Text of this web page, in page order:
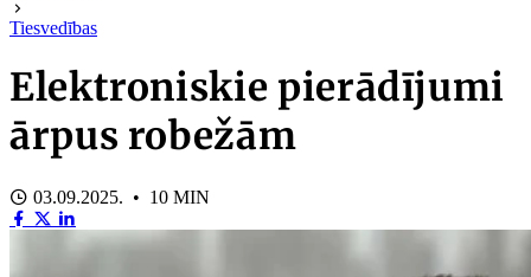
Tiesvedības
Elektroniskie pierādījumi
ārpus robežām
03.09.2025. • 10 MIN